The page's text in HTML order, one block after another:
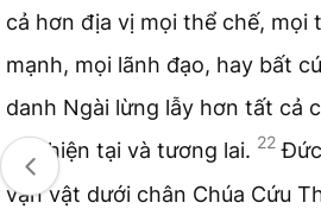
cả hơn địa vị mọi thể chế, mọi
mạnh, mọi lãnh đạo, hay bất
danh Ngài lừng lẫy hơn tất cả
giới hiện tại và tương lai. 22
vạn vật dưới chân Chúa Cứu